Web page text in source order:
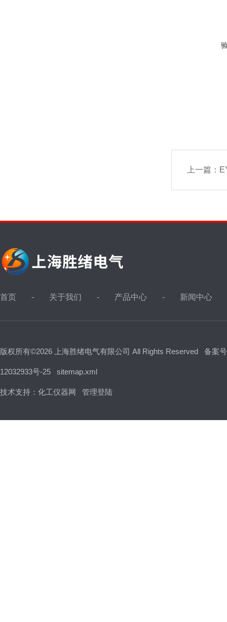
上一篇：
首页 关于我们 产品中心 新闻中心
版权所有©2026 上海胜绪电气有限公司 All Rights Reserved 备案
12032933号-25 sitemap.xml
技术支持： 化工仪器网 管理登陆